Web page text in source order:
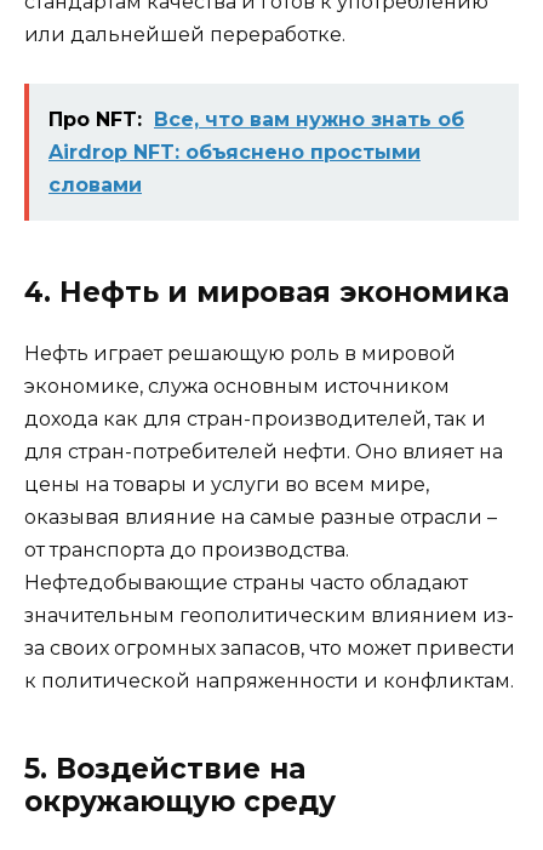
или дальнейшей переработке.
Про NFT:
Все, что вам нужно знать об
Airdrop NFT: объяснено простыми
словами
4. Нефть и мировая экономика
Нефть играет решающую роль в мировой
экономике, служа основным источником
дохода как для стран-производителей, так и
для стран-потребителей нефти. Оно влияет на
цены на товары и услуги во всем мире,
оказывая влияние на самые разные отрасли –
от транспорта до производства.
Нефтедобывающие страны часто обладают
значительным геополитическим влиянием из-
за своих огромных запасов, что может привести
к политической напряженности и конфликтам.
5. Воздействие на
окружающую среду